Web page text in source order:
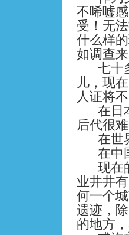
不唏嘘
受！无
什么样
如调查
七十
儿，现
人证将
在日
后代很
在世
在中
现在
业井井
何一个
遗迹，
的地方